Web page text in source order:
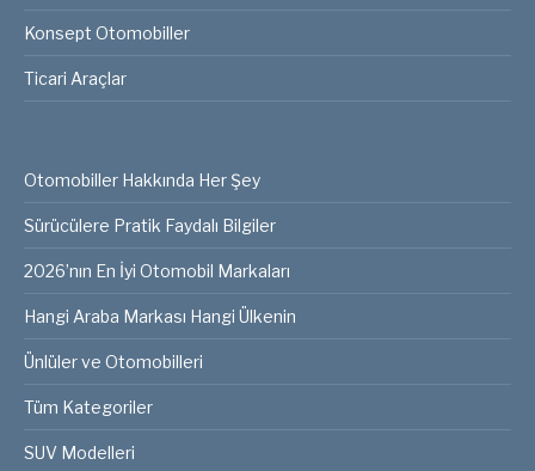
Konsept Otomobiller
Ticari Araçlar
Otomobiller Hakkında Her Şey
Sürücülere Pratik Faydalı Bilgiler
2026’nın En İyi Otomobil Markaları
Hangi Araba Markası Hangi Ülkenin
Ünlüler ve Otomobilleri
Tüm Kategoriler
SUV Modelleri